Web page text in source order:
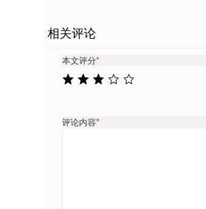
相关评论
本文评分*
评论内容*